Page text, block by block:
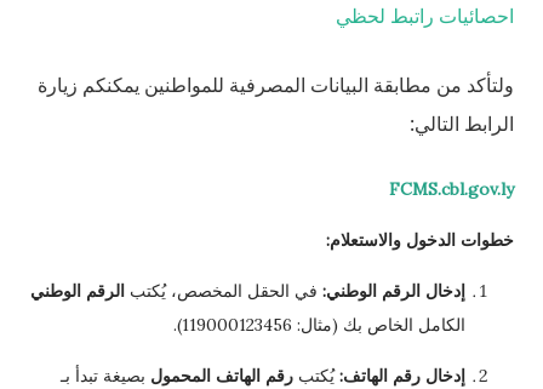
احصائيات راتبط لحظي
ولتأكد من مطابقة البيانات المصرفية للمواطنين يمكنكم زيارة
الرابط التالي:
FCMS.cbl.gov.ly
خطوات الدخول والاستعلام:
إدخال الرقم الوطني: في الحقل المخصص، يُكتب الرقم الوطني
الكامل الخاص بك (مثال: 119000123456).
إدخال رقم الهاتف:يُكتب رقم الهاتف المحمول بصيغة تبدأ بـ